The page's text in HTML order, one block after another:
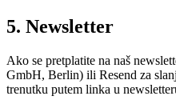
5. Newsletter
Ako se pretplatite na naš
GmbH, Berlin) ili Resend za
trenutku putem linka u